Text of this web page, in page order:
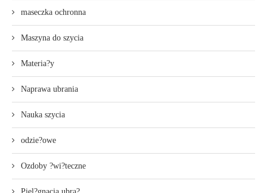
maseczka ochronna
Maszyna do szycia
Materia?y
Naprawa ubrania
Nauka szycia
odzie?owe
Ozdoby ?wi?teczne